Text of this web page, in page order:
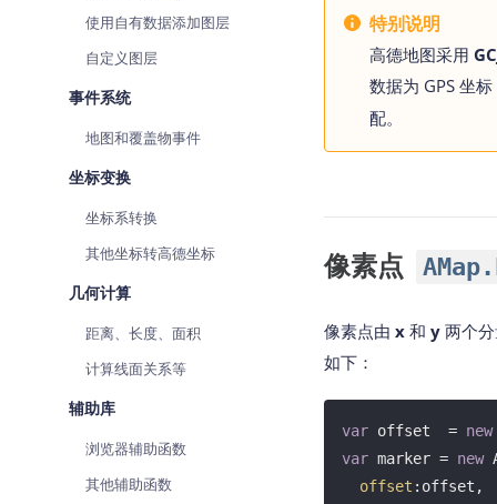
使用自有数据添加图层
自定义图层
事件系统
地图和覆盖物事件
坐标变换
坐标系转换
其他坐标转高德坐标
几何计算
距离、长度、面积
计算线面关系等
辅助库
浏览器辅助函数
其他辅助函数
特别说明
高德地图采用
数据为 GPS 坐
配。
像素点
像素点由 x 和 y 两个
如下：
var offset  = new
var marker = new
offset :offset,